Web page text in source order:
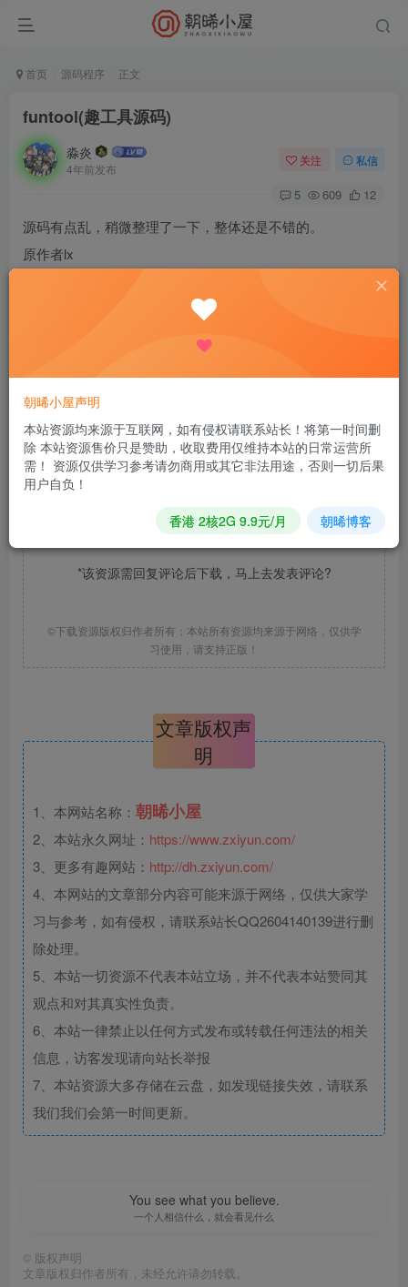
首页 源码程序 正文
funtool(趣工具源码)
淼炎
4年前发布
关注 私信
5 609 12
源码有点乱，稍微整理了一下，整体还是不错的。
原作者lx
相关文件下载地址
*该资源需回复评论后下载，马上去发表评论?
©下载资源版权归作者所有；本站所有资源均来源于网络，仅供学
习使用，请支持正版！
文章版权声
明
1、本网站名称： 朝晞小屋
2、本站永久网址： https://www.zxiyun.com/
3、更多有趣网站： http://dh.zxiyun.com/
4、本网站的文章部分内容可能来源于网络，仅供大家学
习与参考，如有侵权，请联系站长QQ2604140139进行删
除处理。
5、本站一切资源不代表本站立场，并不代表本站赞同其
观点和对其真实性负责。
6、本站一律禁止以任何方式发布或转载任何违法的相关
信息，访客发现请向站长举报
7、本站资源大多存储在云盘，如发现链接失效，请联系
我们我们会第一时间更新。
You see what you believe.
一个人相信什么，就会看见什么
© 版权声明
文章版权归作者所有，未经允许请勿转载。
朝晞小屋声明
本站资源均来源于互联网，如有侵权请联系站长！将第一时间删
除 本站资源售价只是赞助，收取费用仅维持本站的日常运营所
需！ 资源仅供学习参考请勿商用或其它非法用途，否则一切后果
用户自负！
香港 2核2G 9.9元/月 朝晞博客